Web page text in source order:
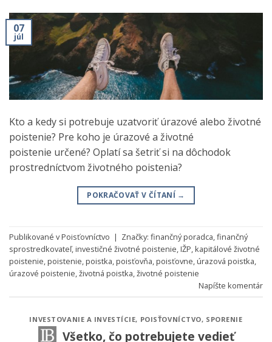
07
júl
Kto a kedy si potrebuje uzatvoriť úrazové alebo životné
poistenie? Pre koho je úrazové a životné
poistenie určené? Oplatí sa šetriť si na dôchodok
prostredníctvom životného poistenia?
POKRAČOVAŤ V ČÍTANÍ →
Publikované vPoisťovníctvo | Značky: finančný poradca,finančný
sprostredkovateľ,investičné životné poistenie,IŽP,kapitálové životné
poistenie,poistenie,poistka,poisťovňa,poisťovne,úrazová poistka,
úrazové poistenie,životná poistka,životné poistenie
Napíšte komentár
INVESTOVANIE A INVESTÍCIE, POISŤOVNÍCTVO, SPORENIE
Všetko, čo potrebujete vedieť